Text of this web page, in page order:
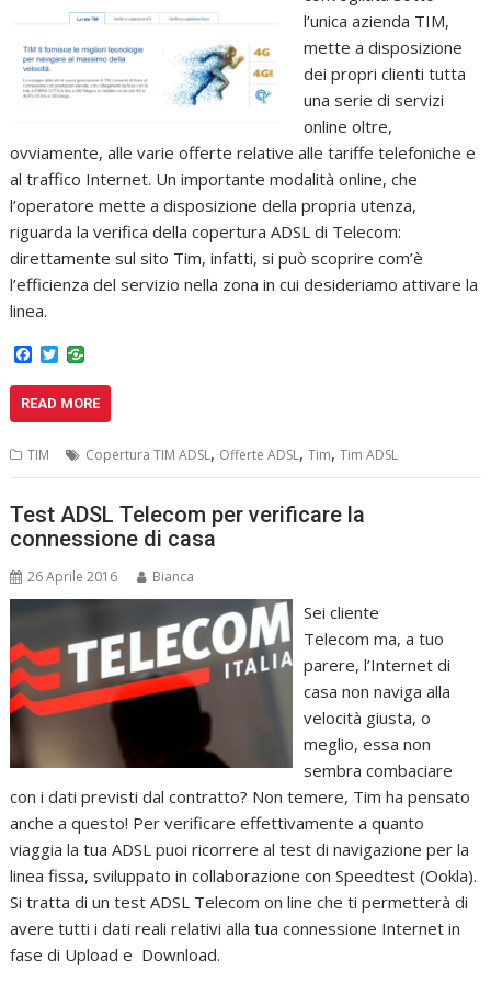
l’unica azienda TIM,
mette a disposizione
dei propri clienti tutta
una serie di servizi
online oltre,
ovviamente, alle varie offerte relative alle tariffe telefoniche e
al traffico Internet. Un importante modalità online, che
l’operatore mette a disposizione della propria utenza,
riguarda la verifica della copertura ADSL di Telecom:
direttamente sul sito Tim, infatti, si può scoprire com’è
l’efficienza del servizio nella zona in cui desideriamo attivare la
linea.
F
c
e
b
o
k
T
i
t
t
r
READ MORE
TIM Copertura TIM ADSL, Offerte ADSL,Tim,Tim ADSL
Test ADSL Telecom per verificare la
connessione di casa
26 Aprile 2016 Bianca
Sei cliente
Telecom ma, a tuo
parere, l’Internet di
casa non naviga alla
velocità giusta, o
meglio, essa non
sembra combaciare
con i dati previsti dal contratto? Non temere, Tim ha pensato
anche a questo! Per verificare effettivamente a quanto
viaggia la tua ADSL puoi ricorrere al test di navigazione per la
linea fissa, sviluppato in collaborazione con Speedtest (Ookla).
Si tratta di un test ADSL Telecom on line che ti permetterà di
avere tutti i dati reali relativi alla tua connessione Internet in
fase di Upload e Download.